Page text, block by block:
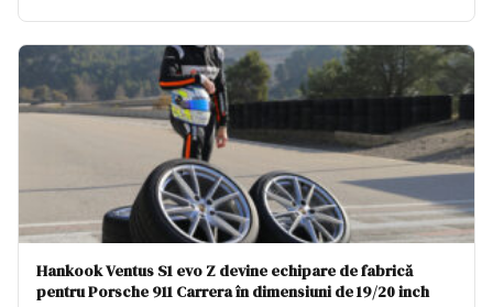
Hankook Ventus S1 evo Z devine echipare de fabrică
pentru Porsche 911 Carrera în dimensiuni de 19/20 inch